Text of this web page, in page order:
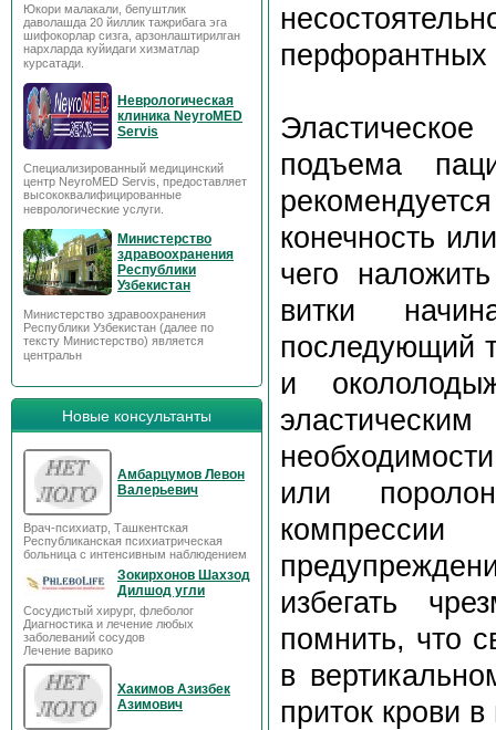
Юкори малакали, бепуштлик
даволашда 20 йиллик тажрибага эга
шифокорлар сизга, арзонлаштирилган
нархларда куйидаги хизматлар
курсатади.
Неврологическая
клиника NeyroMED
Servis
Специализированный медицинский
центр NeyroMED Servis, предоставляет
высококвалифицированные
неврологические услуги.
Министерство
здравоохранения
Республики
Узбекистан
Министерство здравоохранения
Республики Узбекистан (далее по
тексту Министерство) является
центральн
Новые консультанты
Амбарцумов Левон
Валерьевич
Врач-психиатр, Ташкентская
Республиканская психиатрическая
больница с интенсивным наблюдением
Зокирхонов Шахзод
Дилшод угли
Сосудистый хирург, флеболог
Диагностика и лечение любых
заболеваний сосудов
Лечение варико
Хакимов Азизбек
Азимович
перфорантных
подъема
конечность
чего
витки
последующий
и
или
избегать
помнить, что
в
приток крови